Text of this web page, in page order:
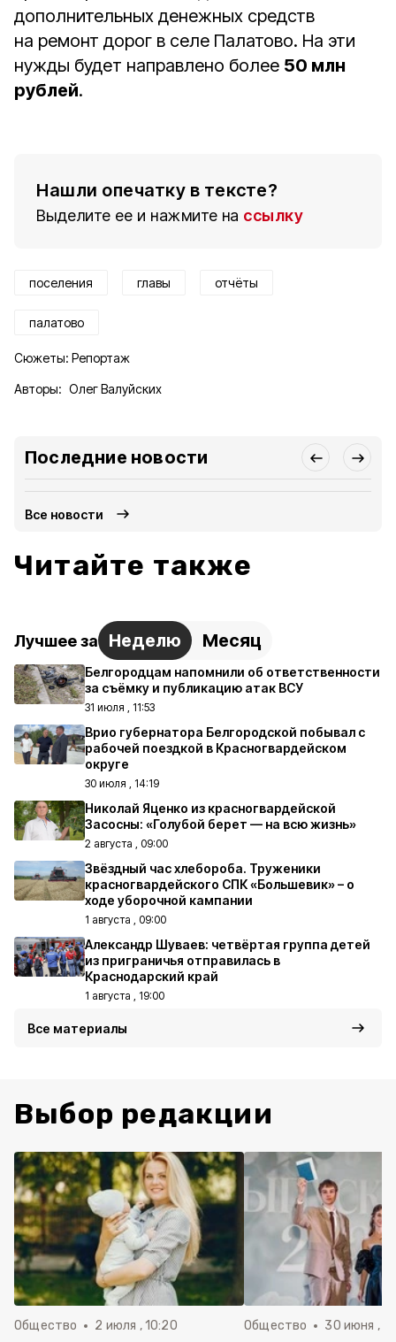
дополнительных денежных средств
на ремонт дорог в селе Палатово. На эти
нужды будет направлено более 50 млн
рублей.
Нашли опечатку в тексте?
Выделите ее и нажмите на ссылку
поселения главы отчёты
палатово
Сюжеты: Репортаж
Авторы: Олег Валуйских
Последние новости
Все новости
Читайте также
Лучшее за Неделю Месяц
Белгородцам напомнили об ответственности
за съёмку и публикацию атак ВСУ
31 июля , 11:53
Врио губернатора Белгородской побывал с
рабочей поездкой в Красногвардейском
округе
30 июля , 14:19
Николай Яценко из красногвардейской
Засосны: «Голубой берет — на всю жизнь»
2 августа , 09:00
Звёздный час хлебороба. Труженики
красногвардейского СПК «Большевик» – о
ходе уборочной кампании
1 августа , 09:00
Александр Шуваев: четвёртая группа детей
из приграничья отправилась в
Краснодарский край
1 августа , 19:00
Все материалы
Выбор редакции
Общество 2 июля , 10:20 Общество 30 июня ,